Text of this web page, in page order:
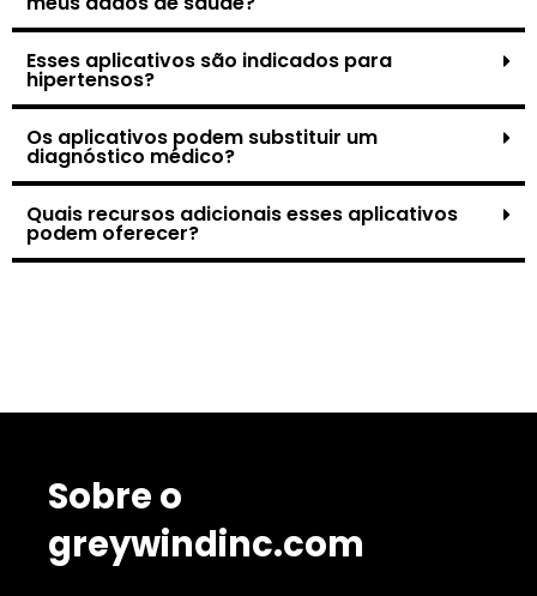
Esses aplicativos são indicados para
hipertensos?
Os aplicativos podem substituir um
diagnóstico médico?
Quais recursos adicionais esses aplicativos
podem oferecer?
Sobre o
greywindinc.com